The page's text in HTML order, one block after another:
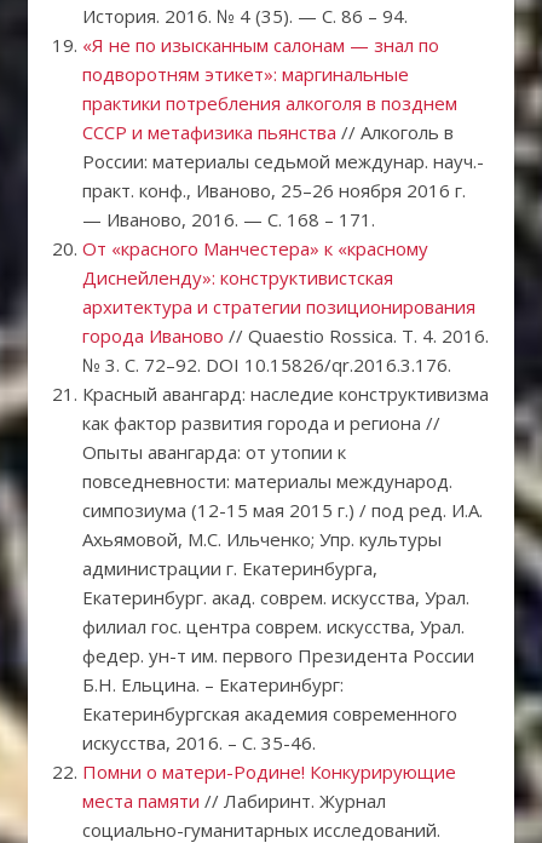
История. 2016. № 4 (35). — С. 86 – 94.
«Я не по изысканным салонам — знал по
подворотням этикет»: маргинальные
практики потребления алкоголя в позднем
СССР и метафизика пьянства // Алкоголь в
России: материалы седьмой междунар. науч.-
практ. конф., Иваново, 25–26 ноября 2016 г.
— Иваново, 2016. — С. 168 – 171.
От «красного Манчестера» к «красному
Диснейленду»: конструктивистская
архитектура и стратегии позиционирования
города Иваново // Quaestio Rossica. Т. 4. 2016.
№ 3. С. 72–92. DOI 10.15826/qr.2016.3.176.
Красный авангард: наследие конструктивизма
как фактор развития города и региона //
Опыты авангарда: от утопии к
повседневности: материалы международ.
симпозиума (12-15 мая 2015 г.) / под ред. И.А.
Ахьямовой, М.С. Ильченко; Упр. культуры
администрации г. Екатеринбурга,
Екатеринбург. акад. соврем. искусства, Урал.
филиал гос. центра соврем. искусства, Урал.
федер. ун-т им. первого Президента России
Б.Н. Ельцина. – Екатеринбург:
Екатеринбургская академия современного
искусства, 2016. – С. 35-46.
Помни о матери-Родине! Конкурирующие
места памяти // Лабиринт. Журнал
социально-гуманитарных исследований.